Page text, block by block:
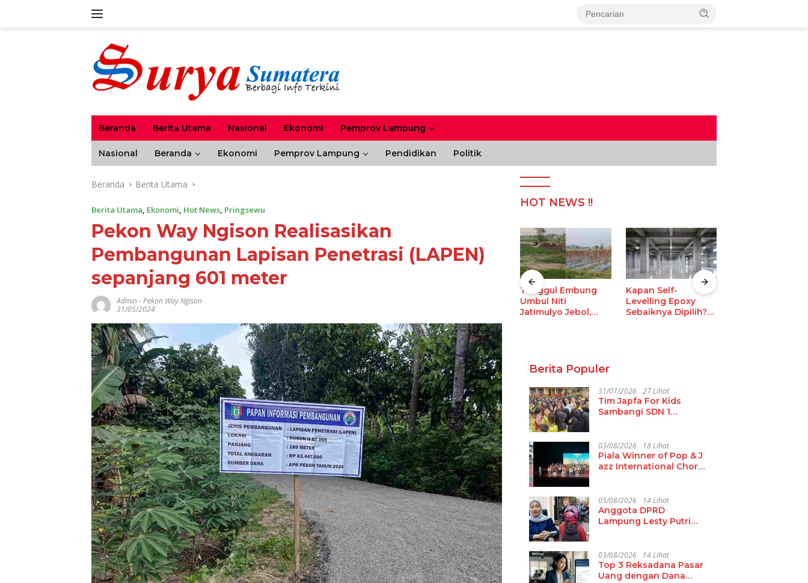
Beranda Berita Utama Nasional Ekonomi Pemprov Lampung
Nasional Beranda Ekonomi Pemprov Lampung Pendidikan Politik
Beranda Berita Utama
Berita Utama, Ekonomi, Hot News, Pringsewu
Pekon Way Ngison Realisasikan
Pembangunan Lapisan Penetrasi (LAPEN)
sepanjang 601 meter
Admin-Pekon Way Ngison
31/05/2024
HOT NEWS !!
Diluncurkan Untuk
Dukung
Pembangunan
Berbasis Data
Inflasi, Jadi Provinsi
dengan Inflasi
Terendah di
Sumatera
Tanggul Embung
Umbul Niti
Jatimulyo Jebol,
Kapan Self-
Levelling Epoxy
Sebaiknya Dipilih?
Berita Populer
31/07/2026 27 Lihat
Tim Japfa For Kids
Sambangi SDN 1
Malanutrisi
03/08/2026 18 Lihat
Piala Winner of Pop & J
azz International Choral
05/08/2026 14 Lihat
Anggota DPRD
Lampung Lesty Putri
Lamsel
03/08/2026 14 Lihat
Top 3 Reksadana Pasar
Uang dengan Dana